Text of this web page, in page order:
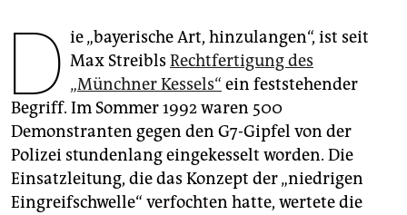
genossenschaft
epaper login
D ie „bayerische Art, hinzulangen“, ist seit
Max Streibls Rechtfertigung des
„Münchner Kessels“ ein feststehender
Begriff. Im Sommer 1992 waren 500
Demonstranten gegen den G7-Gipfel von der
Polizei stundenlang eingekesselt worden. Die
Einsatzleitung, die das Konzept der „niedrigen
Eingreifschwelle“ verfochten hatte, wertete die